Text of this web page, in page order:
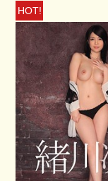
HOT!